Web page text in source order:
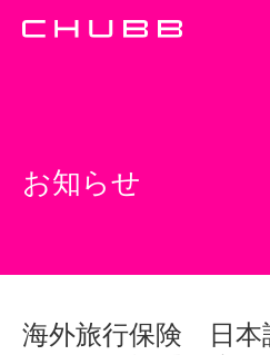
お知らせ
海外旅行保険 日本